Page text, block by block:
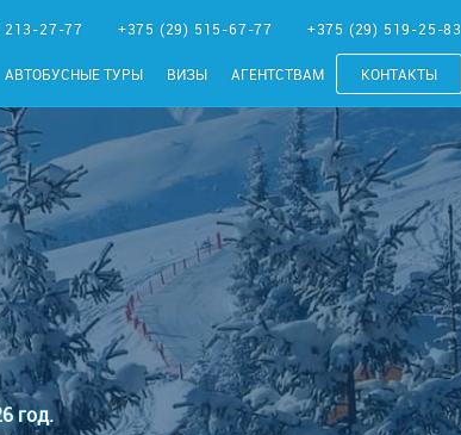
213-27-77 +375 (29) 515-67-77 +375 (29) 519-25-83
АВТОБУСНЫЕ ТУРЫ ВИЗЫ АГЕНТСТВАМ КОНТАКТЫ
год.